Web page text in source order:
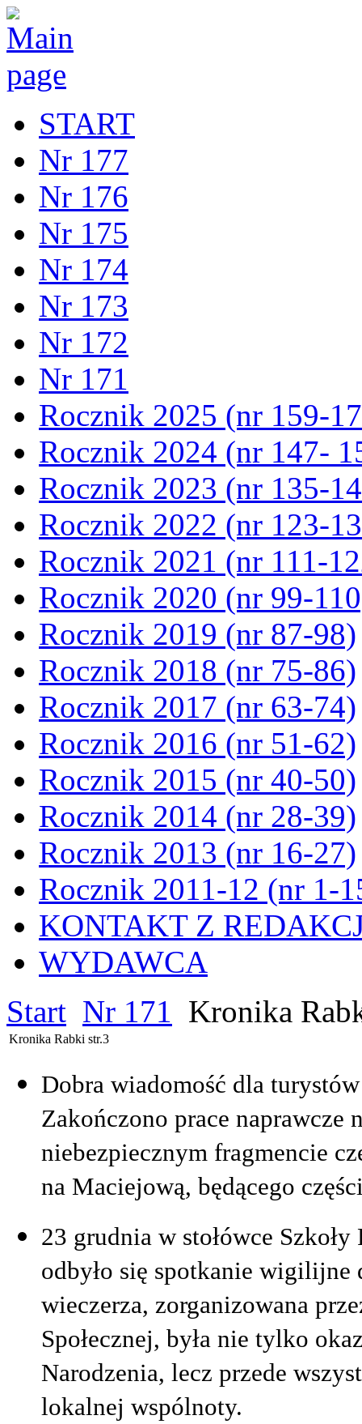
START
Nr 177
Nr 176
Nr 175
Nr 174
Nr 173
Nr 172
Nr 171
Rocznik 2025 (nr 159-
Rocznik 2024 (nr 147-
Rocznik 2023 (nr 135-
Rocznik 2022 (nr 123-
Rocznik 2021 (nr 111-
Rocznik 2020 (nr 99-
Rocznik 2019 (nr 87-98)
Rocznik 2018 (nr 75-86)
Rocznik 2017 (nr 63-74)
Rocznik 2016 (nr 51-62)
Rocznik 2015 (nr 40-50)
Rocznik 2014 (nr 28-39)
Rocznik 2013 (nr 16-27)
Rocznik 2011-12 (nr 1-
KONTAKT Z
WYDAWCA
Start Nr 171 Kronika
Kronika Rabki str.3
Dobra wiadomość dla
Zakończono prace
niebezpiecznym fragmencie
na Maciejową, będącego
23 grudnia w stołówce
odbyło się spotkanie wigilijne
wieczerza, zorganizowana
Społecznej, była nie tylko
Narodzenia, lecz przede
lokalnej wspólnoty.